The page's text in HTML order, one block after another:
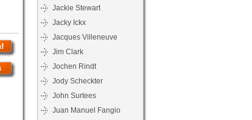
Jackie Stewart
Jacky Ickx
Jacques Villeneuve
Jim Clark
Jochen Rindt
Jody Scheckter
John Surtees
Juan Manuel Fangio